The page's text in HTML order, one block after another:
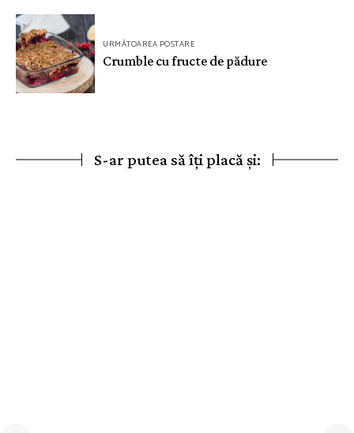
URMĂTOAREA POSTARE
Crumble cu fructe de pădure
S-ar putea să îți placă și: